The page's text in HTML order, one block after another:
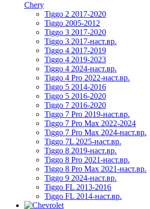
Chery
Tiggo 2 2017-2020
Tiggo 2005-2012
Tiggo 3 2017-2020
Tiggo 3 2017-наст.вр.
Tiggo 4 2017-2019
Tiggo 4 2019-2023
Tiggo 4 2024-наст.вр.
Tiggo 4 Pro 2022-наст.вр.
Tiggo 5 2014-2016
Tiggo 5 2016-2020
Tiggo 7 2016-2020
Tiggo 7 Pro 2019-наст.вр.
Tiggo 7 Pro Max 2022-2024
Tiggo 7 Pro Max 2024-наст.вр.
Tiggo 7L 2025-наст.вр.
Tiggo 8 2019-наст.вр.
Tiggo 8 Pro 2021-наст.вр.
Tiggo 8 Pro Max 2021-наст.вр.
Tiggo 9 2024-наст.вр.
Tiggo FL 2013-2016
Tiggo FL 2014-наст.вр.